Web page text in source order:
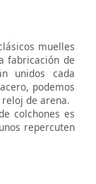
muelles
fabricación de
unidos cada
podemos
de arena.
colchones es
repercuten